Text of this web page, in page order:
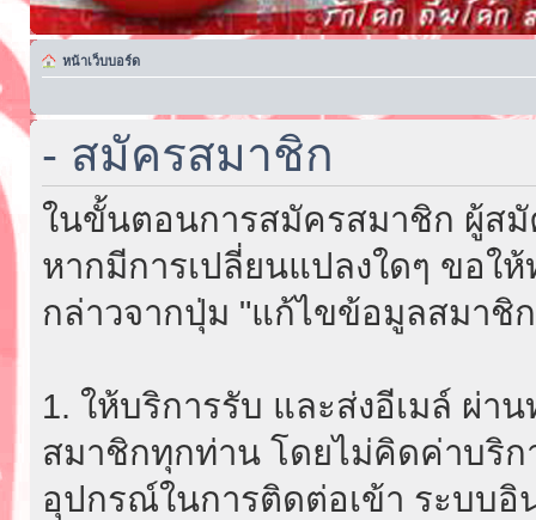
หน้าเว็บบอร์ด
- สมัครสมาชิก
ในขั้นตอนการสมัครสมาชิก ผู้ส
หากมีการเปลี่ยนแปลงใดๆ ขอใ
กล่าวจากปุ่ม "แก้ไขข้อมูลสมาชิ
1. ให้บริการรับ และส่งอีเมล์ ผ่า
สมาชิกทุกท่าน โดยไม่คิดค่าบริก
อุปกรณ์ในการติดต่อเข้า ระบบอิ